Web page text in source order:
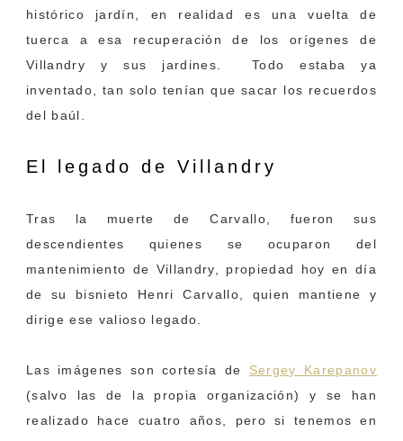
histórico jardín, en realidad es una vuelta de
tuerca a esa recuperación de los orígenes de
Villandry y sus jardines. Todo estaba ya
inventado, tan solo tenían que sacar los recuerdos
del baúl.
El legado de Villandry
Tras la muerte de Carvallo, fueron sus
descendientes quienes se ocuparon del
mantenimiento de Villandry, propiedad hoy en día
de su bisnieto Henri Carvallo, quien mantiene y
dirige ese valioso legado.
Las imágenes son cortesía de Sergey Karepanov
(salvo las de la propia organización) y se han
realizado hace cuatro años, pero si tenemos en